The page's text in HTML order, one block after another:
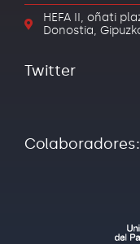
HEFA II, oñati
Donostia,
Twitter
Colaboradores: